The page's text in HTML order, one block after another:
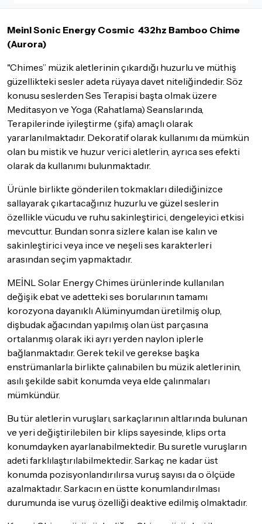
eksiksiz olması gerekmektedir. Satın almış olduğunuz ürünü
göndermeden önce mutlaka
İade ve değişim koşulları, ürün kategorilerine göre farklılık
gösterebilir. Lütfen satın almadan önce ilgili ürünün
iade/değişim şartlarını kontrol ettiğinizden emin olun.
Detaylar için
tıklayınız
Meinl Sonic Energy Cosmic 432hz Bamboo Chime
(Aurora)
"Chimes” müzik aletlerinin çıkardığı huzurlu ve müthiş
güzellikteki sesler adeta rüyaya davet niteliğindedir. Söz
konusu seslerden Ses Terapisi başta olmak üzere
Meditasyon ve Yoga (Rahatlama) Seanslarında,
Terapilerinde iyileştirme (şifa) amaçlı olarak
yararlanılmaktadır. Dekoratif olarak kullanımı da mümkün
olan bu mistik ve huzur verici aletlerin, ayrıca ses efekti
olarak da kullanımı bulunmaktadır.
Ürünle birlikte gönderilen tokmakları dilediğinizce
sallayarak çıkartacağınız huzurlu ve güzel seslerin
özellikle vücudu ve ruhu sakinleştirici, dengeleyici etkisi
mevcuttur. Bundan sonra sizlere kalan ise kalın ve
sakinleştirici veya ince ve neşeli ses karakterleri
arasından seçim yapmaktadır.
MEİNL Solar Energy Chimes ürünlerinde kullanılan
değişik ebat ve adetteki ses borularının tamamı
korozyona dayanıklı Alüminyumdan üretilmiş olup,
dişbudak ağacından yapılmış olan üst parçasına
ortalanmış olarak iki ayrı yerden naylon iplerle
bağlanmaktadır. Gerek tekil ve gerekse başka
enstrümanlarla birlikte çalınabilen bu müzik aletlerinin,
asılı şekilde sabit konumda veya elde çalınmaları
mümkündür.
Bu tür aletlerin vuruşları, sarkaçlarının altlarında bulunan
ve yeri değiştirilebilen bir klips sayesinde, klips orta
konumdayken ayarlanabilmektedir. Bu suretle vuruşların
adeti farklılaştırılabilmektedir. Sarkaç ne kadar üst
konumda pozisyonlandırılırsa vuruş sayısı da o ölçüde
azalmaktadır. Sarkacın en üstte konumlandırılması
durumunda ise vuruş özelliği deaktive edilmiş olmaktadır.